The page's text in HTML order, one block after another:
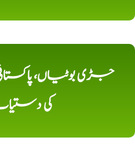
جڑی بوٹیاں،
کی